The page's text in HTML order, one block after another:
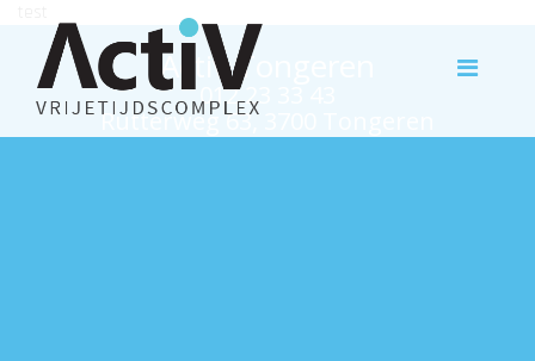
Activ Tongeren
012 23 33 43
Rutterweg 63, 3700 Tongeren